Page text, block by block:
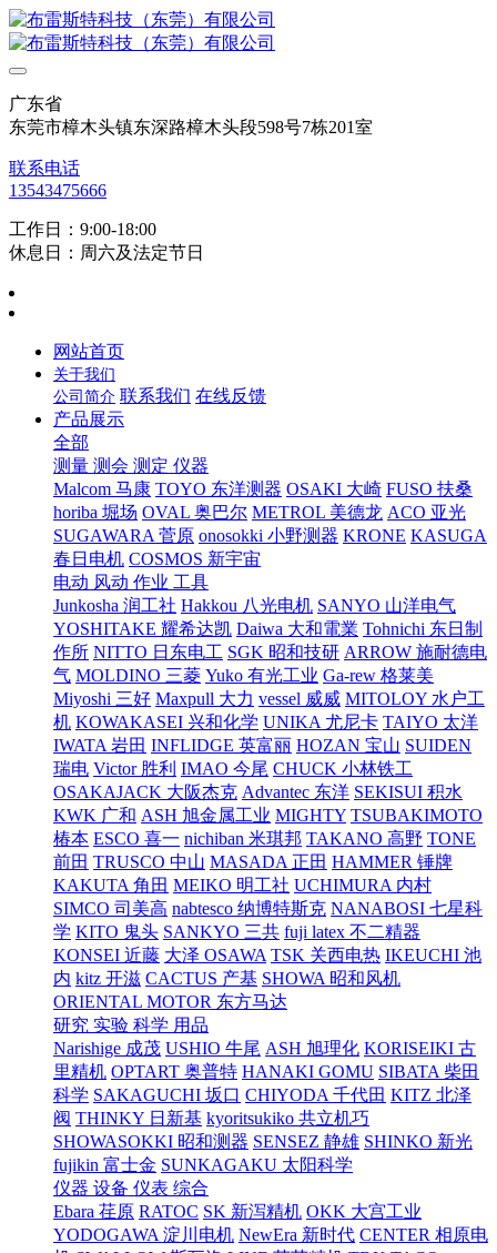
广东省
东莞市樟木头镇东深路樟木头段598号7栋201室
联系电话
13543475666
工作日：9:00-18:00
休息日：周六及法定节日
网站首页
关于我们
公司简介 联系我们 在线反馈
产品展示
全部
测量 测会 测定 仪器
Malcom 马康 TOYO 东洋测器 OSAKI 大崎 FUSO 扶桑
horiba 堀场 OVAL 奥巴尔 METROL 美德龙 ACO 亚光
SUGAWARA 菅原 onosokki 小野测器 KRONE KASUGA
春日电机 COSMOS 新宇宙
电动 风动 作业 工具
Junkosha 润工社 Hakkou 八光电机 SANYO 山洋电气
YOSHITAKE 耀希达凯 Daiwa 大和電業 Tohnichi 东日制
作所 NITTO 日东电工 SGK 昭和技研 ARROW 施耐德电
气 MOLDINO 三菱 Yuko 有光工业 Ga-rew 格莱美
Miyoshi 三好 Maxpull 大力 vessel 威威 MITOLOY 水户工
机 KOWAKASEI 兴和化学 UNIKA 尤尼卡 TAIYO 太洋
IWATA 岩田 INFLIDGE 英富丽 HOZAN 宝山 SUIDEN
瑞电 Victor 胜利 IMAO 今尾 CHUCK 小林铁工
OSAKAJACK 大阪杰克 Advantec 东洋 SEKISUI 积水
KWK 广和 ASH 旭金属工业 MIGHTY TSUBAKIMOTO
椿本 ESCO 喜一 nichiban 米琪邦 TAKANO 高野 TONE
前田 TRUSCO 中山 MASADA 正田 HAMMER 锤牌
KAKUTA 角田 MEIKO 明工社 UCHIMURA 内村
SIMCO 司美高 nabtesco 纳博特斯克 NANABOSI 七星科
学 KITO 鬼头 SANKYO 三共 fuji latex 不二精器
KONSEI 近藤 大泽 OSAWA TSK 关西电热 IKEUCHI 池
内 kitz 开滋 CACTUS 产基 SHOWA 昭和风机
ORIENTAL MOTOR 东方马达
研究 实验 科学 用品
Narishige 成茂 USHIO 牛尾 ASH 旭理化 KORISEIKI 古
里精机 OPTART 奥普特 HANAKI GOMU SIBATA 柴田
科学 SAKAGUCHI 坂口 CHIYODA 千代田 KITZ 北泽
阀 THINKY 日新基 kyoritsukiko 共立机巧
SHOWASOKKI 昭和测器 SENSEZ 静雄 SHINKO 新光
fujikin 富士金 SUNKAGAKU 太阳科学
仪器 设备 仪表 综合
Ebara 荏原 RATOC SK 新泻精机 OKK 大宫工业
YODOGAWA 淀川电机 NewEra 新时代 CENTER 相原电